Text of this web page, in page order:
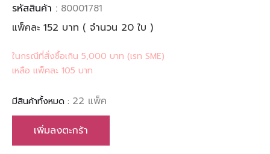
รหัสสินค้า : 80001781
แพ็คละ 152 บาท ( จำนวน 20 ใบ )
ในกรณีที่สั่งซื้อเกิน 5,000 บาท (เรท SME)
เหลือ แพ็คละ 105 บาท
มีสินค้าทั้งหมด : 22 แพ็ค
เพิ่มลงตะกร้า